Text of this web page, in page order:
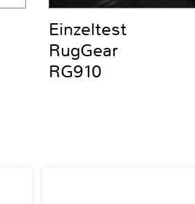
Einzeltest
RugGear
RG910